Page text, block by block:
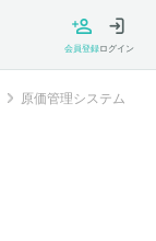
会員登録ログイン
原価管理システム